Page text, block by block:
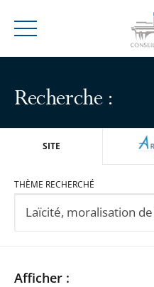
Menu
Recherche :
SITE
THÈME RECHERCHÉ
Passer
Passer
Afficher :